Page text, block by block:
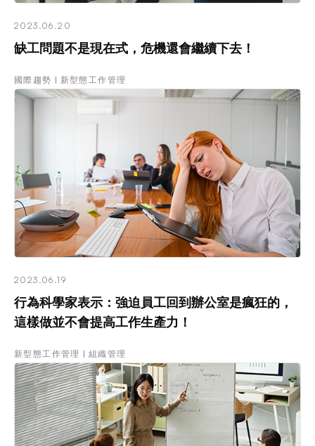
2023.06.20
缺工問題不是現在式，危機還會繼續下去！
國際趨勢 新型態工作管理
2023.06.19
行為科學家表示：強迫員工回到辦公室是瘋狂的，
這樣做並不會提高工作生產力！
新型態工作管理 組織管理